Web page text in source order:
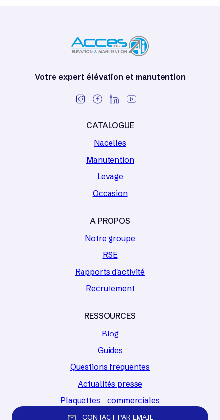
Votre expert élévation et manutention
CATALOGUE
Nacelles
Manutention
Levage
Occasion
A PROPOS
Notre groupe
RSE
Rapports d'activité
Recrutement
RESSOURCES
Blog
Guides
Questions fréquentes
Actualités presse
Plaquettes commerciales
CONTACT PAR EMAIL